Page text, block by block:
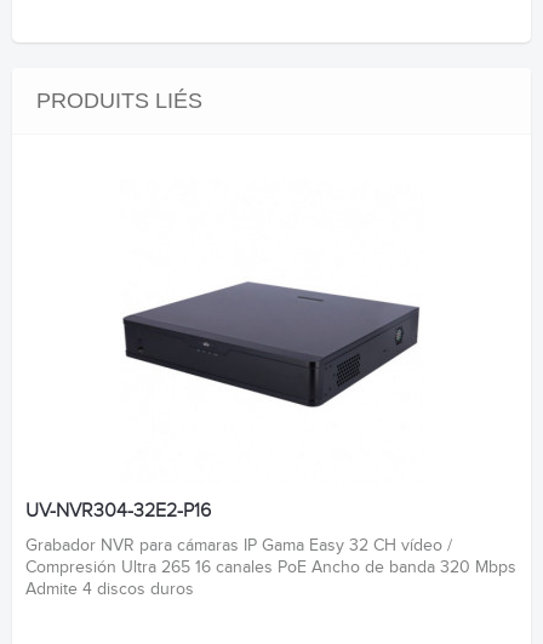
PRODUITS LIÉS
UV-NVR304-32E2-P16
Grabador NVR para cámaras IP Gama Easy 32 CH vídeo /
Compresión Ultra 265 16 canales PoE Ancho de banda 320 Mbps
Admite 4 discos duros